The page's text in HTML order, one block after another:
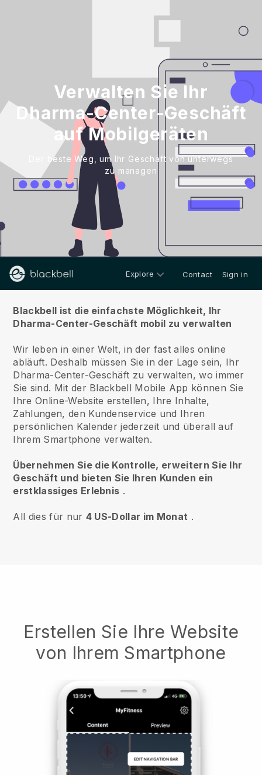
Verwalten Sie Ihr
Dharma-Center-Geschäft
auf Mobilgeräten
Der beste Weg, um Ihr Geschäft von unterwegs
zu managen
Explore Contact Sign in
Blackbell ist die einfachste Möglichkeit, Ihr
Dharma-Center-Geschäft mobil zu verwalten
Wir leben in einer Welt, in der fast alles online
abläuft. Deshalb müssen Sie in der Lage sein, Ihr
Dharma-Center-Geschäft zu verwalten, wo immer
Sie sind. Mit der Blackbell Mobile App können Sie
Ihre Online-Website erstellen, Ihre Inhalte,
Zahlungen, den Kundenservice und Ihren
persönlichen Kalender jederzeit und überall auf
Ihrem Smartphone verwalten.
Übernehmen Sie die Kontrolle, erweitern Sie Ihr
Geschäft und bieten Sie Ihren Kunden ein
erstklassiges Erlebnis .
All dies für nur 4 US-Dollar im Monat .
Erstellen Sie Ihre Website
von Ihrem Smartphone